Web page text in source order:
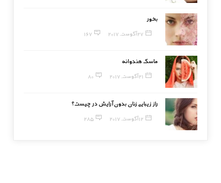
بخور
27 آگوست, 2017 167
ماسک هندوانه
21 آگوست, 2017 80
راز زیبایی زنان بدون آرایش در چیست؟
12 آگوست, 2017 285